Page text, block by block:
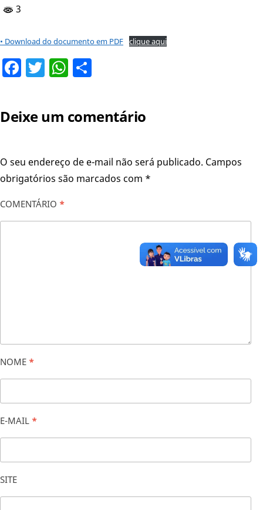
3
• Download do documento em PDF clique aqui
Facebook
TwitterWhatsApp
Deixe um comentário
O seu endereço de e-mail não será publicado. Campos
obrigatórios são marcados com *
COMENTÁRIO *
NOME *
E-MAIL *
SITE